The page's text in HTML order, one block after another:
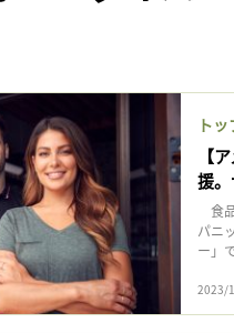
ト
【
援
食
パニ
ー」
2023/